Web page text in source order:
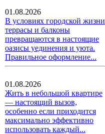
01.08.2026
В условиях городской жизни
террасы и балконы
превращаются в настоящие
оазисы уединения и уюта.
Правильное оформление...
01.08.2026
Жить в небольшой квартире
— настоящий вызов,
особенно если приходится
максимально эффективно
использовать каждый...